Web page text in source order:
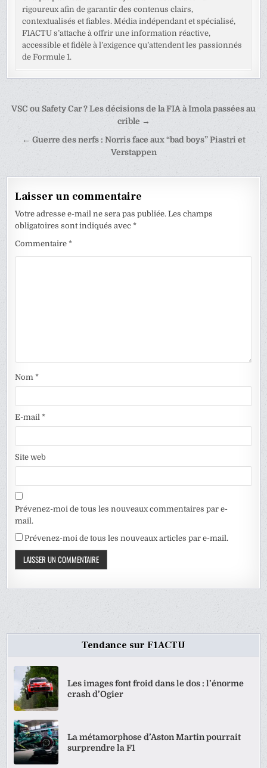
rigoureux afin de garantir des contenus clairs,
contextualisés et fiables. Média indépendant et spécialisé,
F1ACTU s’attache à offrir une information réactive,
accessible et fidèle à l’exigence qu’attendent les passionnés
de Formule 1.
Navigation
l’article
VSC ou Safety Car ? Les décisions de la FIA à Imola passées au
crible →
← Guerre des nerfs : Norris face aux “bad boys” Piastri et
Verstappen
Laisser un commentaire
Votre adresse e-mail ne sera pas publiée. Les champs
obligatoires sont indiqués avec*
Commentaire*
Nom*
E-mail*
Site web
Prévenez-moi de tous les nouveaux commentaires par e-
mail.
Prévenez-moi de tous les nouveaux articles par e-mail.
Tendance sur F1ACTU
Les images font froid dans le dos : l’énorme
crash d’Ogier
La métamorphose d’Aston Martin pourrait
surprendre la F1